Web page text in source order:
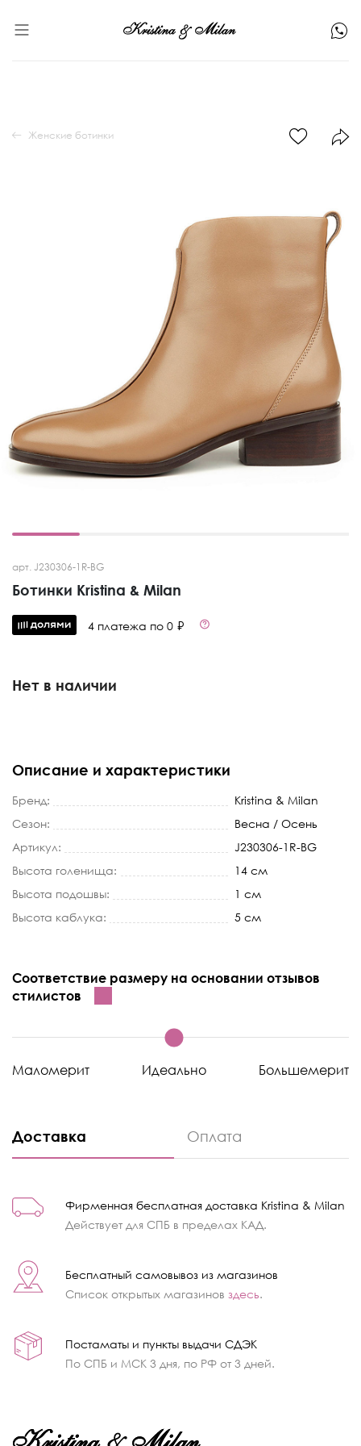
арт. J230306-1R-BG
Ботинки Kristina & Milan
4 платежа по 0 ₽
Нет в наличии
Женские ботинки
Описание и характеристики
Бренд:
Kristina & Milan
Сезон:
Весна / Осень
Артикул:
J230306-1R-BG
Высота голенища:
14 см
Высота подошвы:
1 см
Высота каблука:
5 см
Соответствие размеру на основании отзывов
стилистов
Маломерит Идеально Большемерит
Доставка Оплата
Фирменная бесплатная доставка Kristina & Milan
Действует для СПБ в пределах КАД.
Бесплатный самовывоз из магазинов
Список открытых магазинов здесь.
Постаматы и пункты выдачи СДЭК
По СПБ и МСК 3 дня, по РФ от 3 дней.